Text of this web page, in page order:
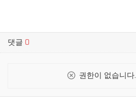
댓글 0
권한이 없습니다.